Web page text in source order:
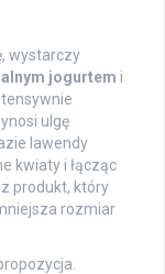
wystarczy
jogurtem i
ulgę
lawendy
kwiaty i łącząc
produkt, który
rozmiar